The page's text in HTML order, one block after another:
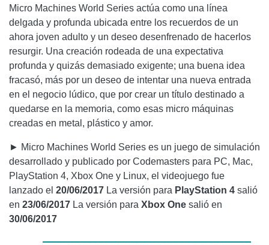
Micro Machines World Series actúa como una línea
delgada y profunda ubicada entre los recuerdos de un
ahora joven adulto y un deseo desenfrenado de hacerlos
resurgir. Una creación rodeada de una expectativa
profunda y quizás demasiado exigente; una buena idea
fracasó, más por un deseo de intentar una nueva entrada
en el negocio lúdico, que por crear un título destinado a
quedarse en la memoria, como esas micro máquinas
creadas en metal, plástico y amor.
► Micro Machines World Series es un juego de simulación
desarrollado y publicado por Codemasters para PC, Mac,
PlayStation 4, Xbox One y Linux, el videojuego fue
lanzado el 20/06/2017 La versión para PlayStation 4 salió
en 23/06/2017 La versión para Xbox One salió en
30/06/2017